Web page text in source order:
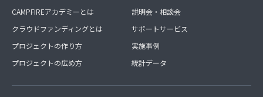
CAMPFIREアカデミーとは
クラウドファンディングとは
プロジェクトの作り方
プロジェクトの広め方
説明会・相談会
サポートサービス
実施事例
統計データ